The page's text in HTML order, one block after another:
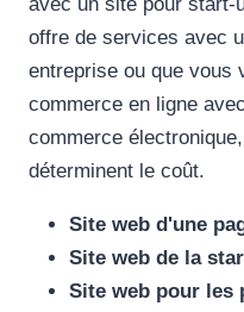
offre de services avec
entreprise ou que vous
commerce en ligne
commerce
déterminent le coût.
Site web d'une
Site web de la
Site web pour les